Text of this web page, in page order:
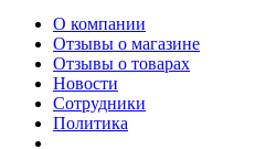
О компании
Отзывы о магазине
Отзывы о товарах
Новости
Сотрудники
Политика